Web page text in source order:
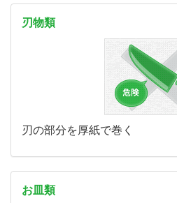
刃物類
刃の部分を厚紙で巻く
お皿類